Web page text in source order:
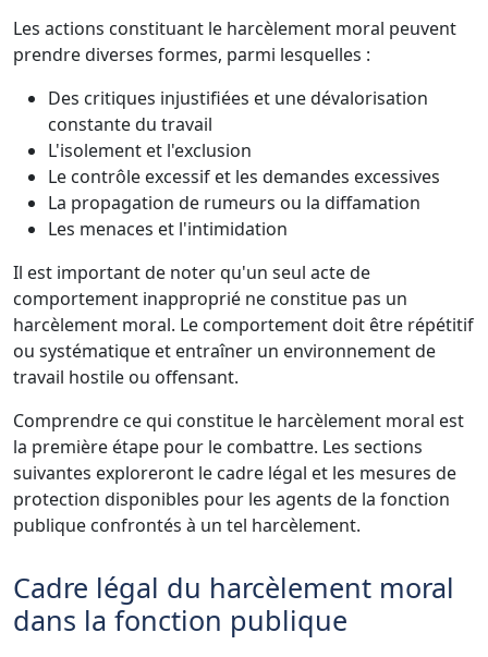
Les actions constituant le harcèlement moral peuvent
prendre diverses formes, parmi lesquelles :
Des critiques injustifiées et une dévalorisation
constante du travail
L'isolement et l'exclusion
Le contrôle excessif et les demandes excessives
La propagation de rumeurs ou la diffamation
Les menaces et l'intimidation
Il est important de noter qu'un seul acte de
comportement inapproprié ne constitue pas un
harcèlement moral. Le comportement doit être répétitif
ou systématique et entraîner un environnement de
travail hostile ou offensant.
Comprendre ce qui constitue le harcèlement moral est
la première étape pour le combattre. Les sections
suivantes exploreront le cadre légal et les mesures de
protection disponibles pour les agents de la fonction
publique confrontés à un tel harcèlement.
Cadre légal du harcèlement moral
dans la fonction publique